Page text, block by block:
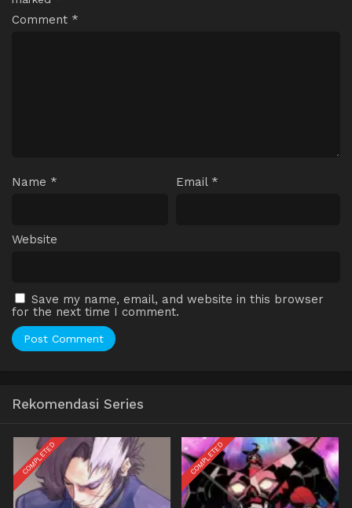
Comment *
Name * Email *
Website
Save my name, email, and website in this browser
for the next time I comment.
Rekomendasi Series
COMPLETED COMPLETED